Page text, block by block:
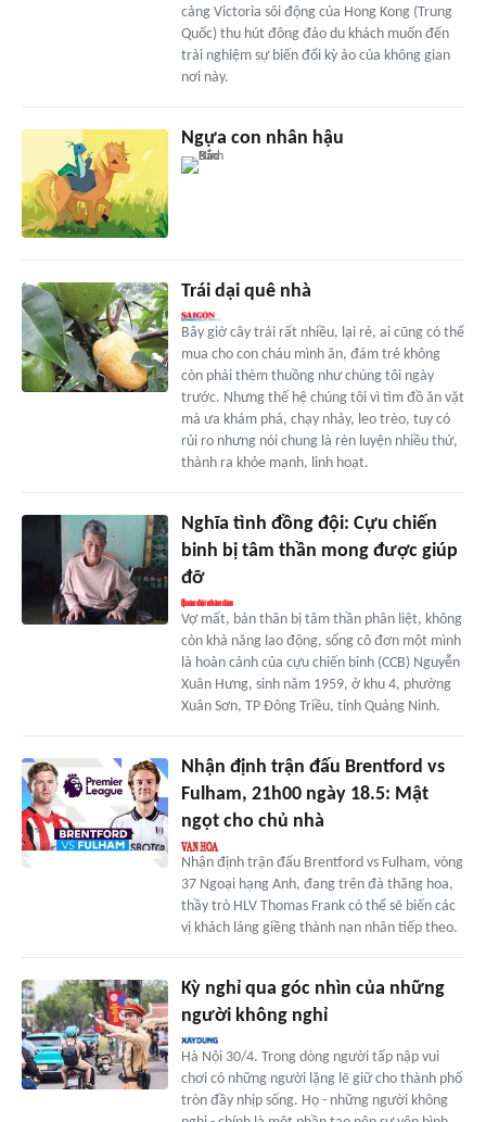
cảng Victoria sôi động của Hong Kong (Trung
Quốc) thu hút đông đảo du khách muốn đến
trải nghiệm sự biến đổi kỳ ảo của không gian
nơi này.
Ngựa con nhân hậu
Trái dại quê nhà
Bây giờ cây trái rất nhiều, lại rẻ, ai cũng có thể
mua cho con cháu mình ăn, đám trẻ không
còn phải thèm thuồng như chúng tôi ngày
trước. Nhưng thế hệ chúng tôi vì tìm đồ ăn vặt
mà ưa khám phá, chạy nhảy, leo trèo, tuy có
rủi ro nhưng nói chung là rèn luyện nhiều thứ,
thành ra khỏe mạnh, linh hoạt.
Nghĩa tình đồng đội: Cựu chiến
binh bị tâm thần mong được giúp
đỡ
Vợ mất, bản thân bị tâm thần phân liệt, không
còn khả năng lao động, sống cô đơn một mình
là hoàn cảnh của cựu chiến binh (CCB) Nguyễn
Xuân Hưng, sinh năm 1959, ở khu 4, phường
Xuân Sơn, TP Đông Triều, tỉnh Quảng Ninh.
Nhận định trận đấu Brentford vs
Fulham, 21h00 ngày 18.5: Mật
ngọt cho chủ nhà
Nhận định trận đấu Brentford vs Fulham, vòng
37 Ngoại hạng Anh, đang trên đà thăng hoa,
thầy trò HLV Thomas Frank có thể sẽ biến các
vị khách láng giềng thành nạn nhân tiếp theo.
Kỳ nghỉ qua góc nhìn của những
người không nghỉ
Hà Nội 30/4. Trong dòng người tấp nập vui
chơi có những người lặng lẽ giữ cho thành phố
tròn đầy nhịp sống. Họ - những người không